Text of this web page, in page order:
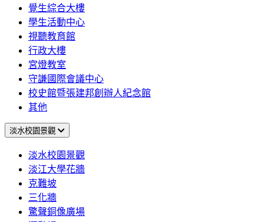
覺生綜合大樓
學生活動中心
視聽教育館
行政大樓
宮燈教室
守謙國際會議中心
校史館暨張建邦創辦人紀念館
其他
淡水校園景觀
淡水校園景觀
淡江大學花牆
克難坡
三化牆
驚聲銅像廣場